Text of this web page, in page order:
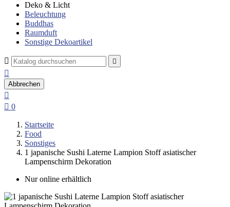
Deko & Licht
Beleuchtung
Buddhas
Raumduft
Sonstige Dekoartikel
 

Abbrechen

 0
Startseite
Food
Sonstiges
1 japanische Sushi Laterne Lampion Stoff asiatischer
Lampenschirm Dekoration
Nur online erhältlich